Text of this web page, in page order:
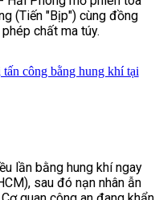
(Tiến "Bịp") cùng đồng
chất ma túy.
công bằng hung khí tại
lần bằng hung khí ngay
sau đó nạn nhân ẫn